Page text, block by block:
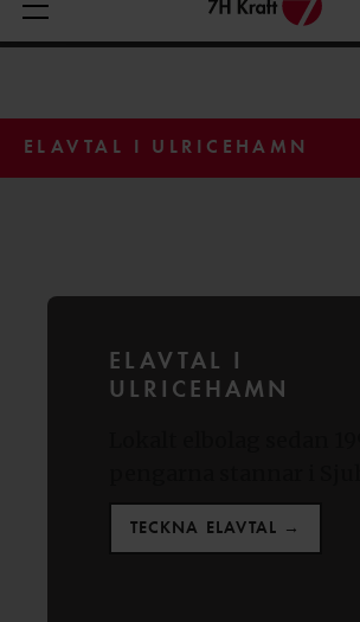
Aktuella elpriser
Medelspotpris (1/08-6/08 (SE3):
ELAVTAL I ULRICEHAMN
ELAVTAL I
ULRICEHAMN
TECKNA ELAVTAL →